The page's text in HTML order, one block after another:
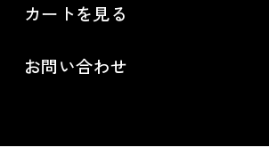
カートを見る
お問い合わせ